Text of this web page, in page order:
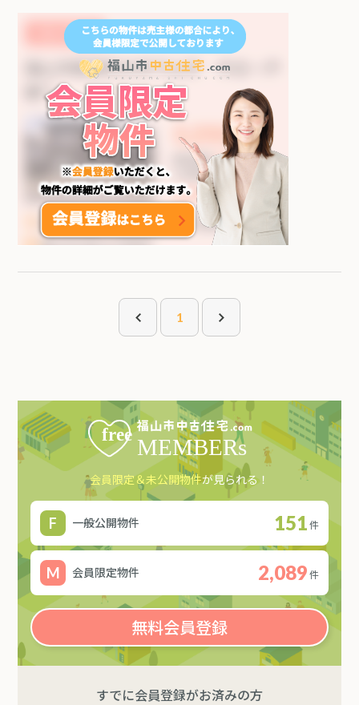
1
会員限定＆未公開物件が見られる！
一般公開物件 151件
会員限定物件 2,089件
無料会員登録
すでに会員登録がお済みの方